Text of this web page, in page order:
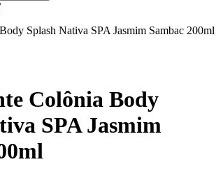
Splash Nativa SPA Jasmim Sambac 200ml
Colônia Body
SPA Jasmim